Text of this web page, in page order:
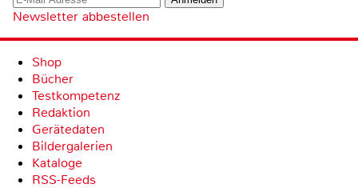
Newsletter abbestellen
Shop
Bücher
Testkompetenz
Redaktion
Gerätedaten
Bildergalerien
Kataloge
RSS-Feeds